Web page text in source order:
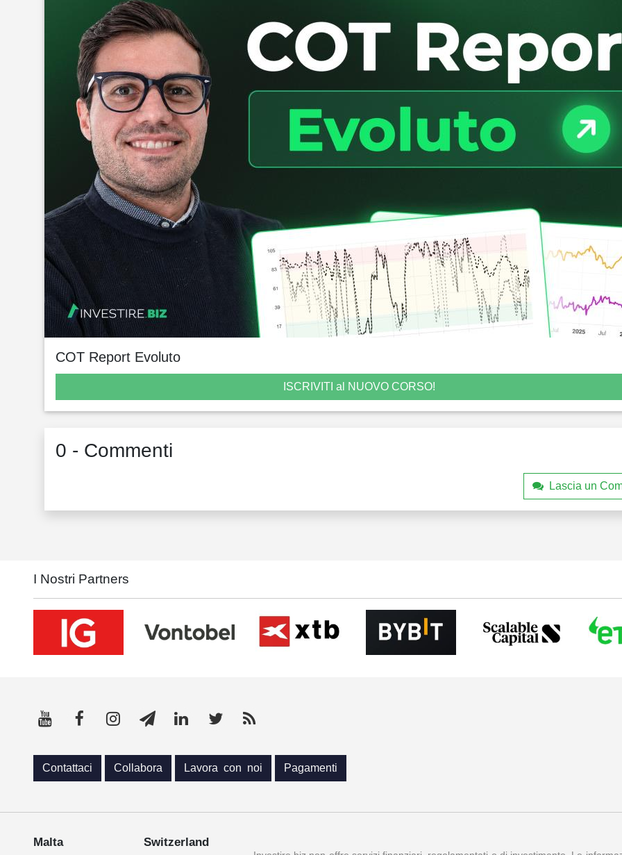
COT Report Evoluto
ISCRIVITI al NUOVO CORSO!
0 - Commenti
Lascia un
I Nostri Partners
Contattaci Collabora Lavora con noi Pagamenti
Malta
Switzerland